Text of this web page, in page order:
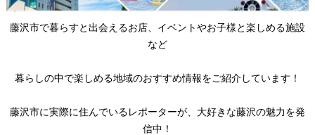
藤沢市で暮らすと出会えるお店、イベントやお子様と楽しめる施設
など
暮らしの中で楽しめる地域のおすすめ情報をご紹介しています！
藤沢市に実際に住んでいるレポーターが、大好きな藤沢の魅力を発
信中！